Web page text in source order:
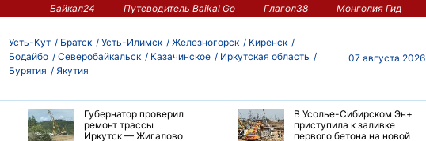
Байкал24 Путеводитель Baikal Go Глагол38 Монголия Гид
Усть-Кут Братск Усть-Илимск Железногорск
Киренск
Бодайбо
Северобайкальск Казачинское
Иркутская область
Бурятия
Якутия
07 августа 2026
Губернатор проверил
ремонт трассы
Иркутск — Жигалово
В Усолье-Сибирском Эн+
приступила к заливке
первого бетона на новой